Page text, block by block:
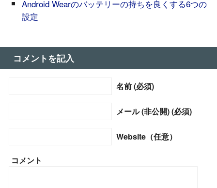
Android Wearのバッテリーの持ちを良くする6つの
設定
コメントを記入
名前 (必須)
メール (非公開) (必須)
Website（任意）
コメント